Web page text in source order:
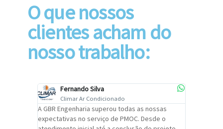
O que nossos
clientes acham do
nosso trabalho:
Fernando Silva
Climar Ar Condicionado
A GBR Engenharia superou todas as nossas
expectativas no serviço de PMOC. Desde o